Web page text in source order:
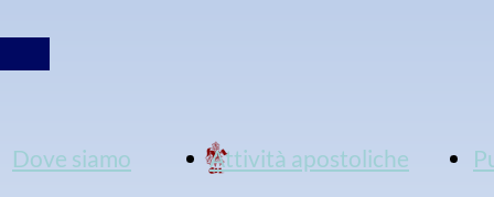
Dove siamo
Attività apostoliche